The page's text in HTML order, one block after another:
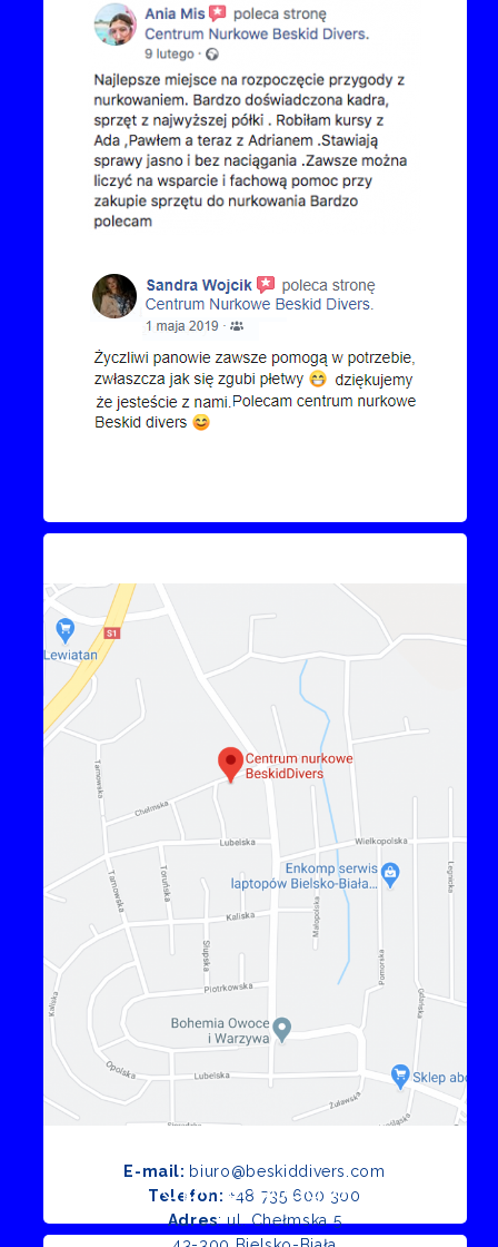
E-mail: biuro@beskiddivers.com
Telefon: +48 735 600 300
Adres: ul. Chełmska 5
Opinie Google